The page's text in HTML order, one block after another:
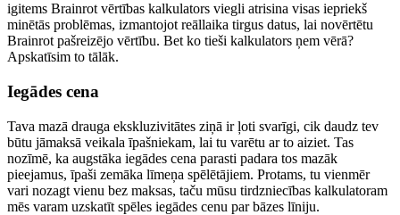
igitems Brainrot vērtības kalkulators viegli atrisina visas iepriekš
minētās problēmas, izmantojot reāllaika tirgus datus, lai novērtētu
Brainrot pašreizējo vērtību. Bet ko tieši kalkulators ņem vērā?
Apskatīsim to tālāk.
Iegādes cena
Tava mazā drauga ekskluzivitātes ziņā ir ļoti svarīgi, cik daudz tev
būtu jāmaksā veikala īpašniekam, lai tu varētu ar to aiziet. Tas
nozīmē, ka augstāka iegādes cena parasti padara tos mazāk
pieejamus, īpaši zemāka līmeņa spēlētājiem. Protams, tu vienmēr
vari nozagt vienu bez maksas, taču mūsu tirdzniecības kalkulatoram
mēs varam uzskatīt spēles iegādes cenu par bāzes līniju.